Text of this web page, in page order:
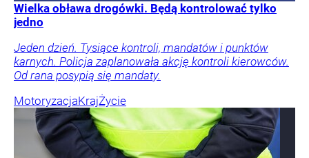
Wielka obława drogówki. Będą kontrolować tylko
jedno
Jeden dzień. Tysiące kontroli, mandatów i punktów
karnych. Policja zaplanowała akcję kontroli kierowców.
Od rana posypią się mandaty.
MotoryzacjaKrajŻycie